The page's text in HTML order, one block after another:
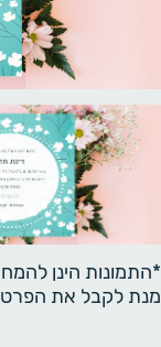
*התמונות הינן
מנת לקבל את